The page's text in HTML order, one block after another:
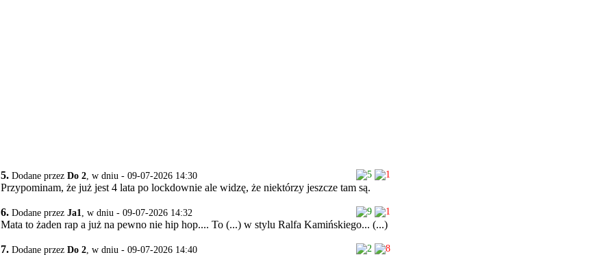
5. Dodane przez Do 2 , w dniu - 09-07-2026 14:30 5 1
Przypominam, że już jest 4 lata po lockdownie ale widzę, że niektórzy jeszcze tam są.
6. Dodane przez Ja1 , w dniu - 09-07-2026 14:32 9 1
Mata to żaden rap a już na pewno nie hip hop.... To (...) w stylu Ralfa Kamińskiego... (...)
7. Dodane przez Do 2 , w dniu - 09-07-2026 14:40 2 8